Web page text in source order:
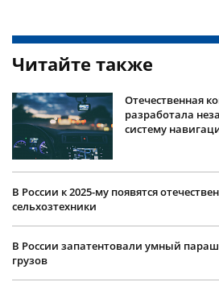
Читайте также
Отечественная
разработала
систему
В России к 2025-му появятся
сельхозтехники
В России запатентовали умный
грузов